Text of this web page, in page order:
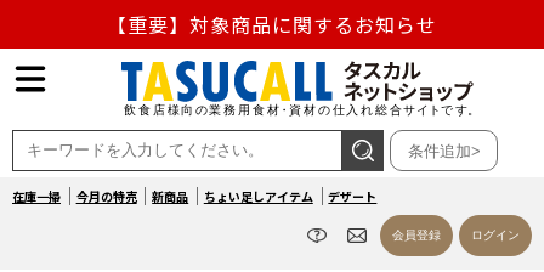
【重要】熊本地震の影響による商品出荷停止のお知らせ
熊本県熊本地方を震源とする地震の影響によるお荷物のお
届け遅延について
お盆の営業について
【重要】対象商品に関するお知らせ
条件追加>
在庫一掃 今月の特売 新商品 ちょい足しアイテム デザート
会員登録 ログイン